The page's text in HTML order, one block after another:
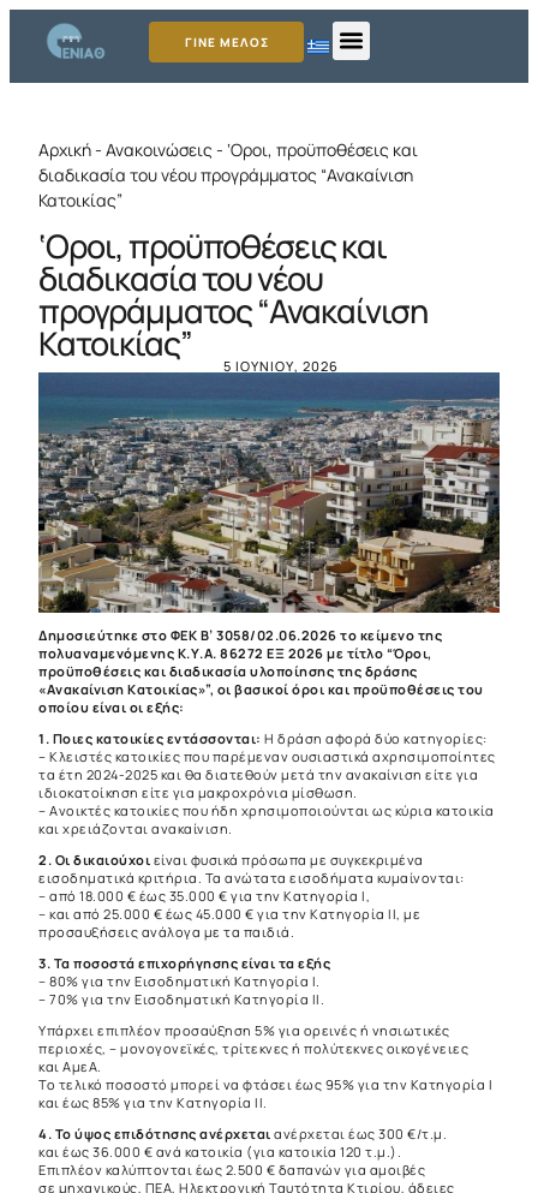
ΓΙΝΕ ΜΕΛΟΣ
Αρχική- Ανακοινώσεις - ‘Οροι, προϋποθέσεις και
διαδικασία του νέου προγράμματος “Ανακαίνιση
Κατοικίας”
‘Οροι, προϋποθέσεις και
διαδικασία του νέου
προγράμματος “Ανακαίνιση
Κατοικίας”
5 ΙΟΥΝΊΟΥ, 2026
Δημοσιεύτηκε στο ΦΕΚ B’ 3058/02.06.2026 το κείμενο της
πολυαναμενόμενης Κ.Υ.Α. 86272 ΕΞ 2026 με τίτλο “Όροι,
προϋποθέσεις και διαδικασία υλοποίησης της δράσης
«Ανακαίνιση Κατοικίας»”, οι βασικοί όροι και προϋποθέσεις του
οποίου είναι οι εξής:
1. Ποιες κατοικίες εντάσσονται: Η δράση αφορά δύο κατηγορίες:
– Κλειστές κατοικίες που παρέμεναν ουσιαστικά αχρησιμοποίητες
τα έτη 2024-2025 και θα διατεθούν μετά την ανακαίνιση είτε για
ιδιοκατοίκηση είτε για μακροχρόνια μίσθωση.
– Ανοικτές κατοικίες που ήδη χρησιμοποιούνται ως κύρια κατοικία
και χρειάζονται ανακαίνιση.
2. Οι δικαιούχοι είναι φυσικά πρόσωπα με συγκεκριμένα
εισοδηματικά κριτήρια. Τα ανώτατα εισοδήματα κυμαίνονται:
– από 18.000 € έως 35.000 € για την Κατηγορία Ι,
– και από 25.000 € έως 45.000 € για την Κατηγορία ΙΙ, με
προσαυξήσεις ανάλογα με τα παιδιά.
3. Τα ποσοστά επιχορήγησης είναι τα εξής
– 80% για την Εισοδηματική Κατηγορία Ι.
– 70% για την Εισοδηματική Κατηγορία ΙΙ.
Υπάρχει επιπλέον προσαύξηση 5% για ορεινές ή νησιωτικές
περιοχές, – μονογονεϊκές, τρίτεκνες ή πολύτεκνες οικογένειες
και ΑμεΑ.
Το τελικό ποσοστό μπορεί να φτάσει έως 95% για την Κατηγορία Ι
και έως 85% για την Κατηγορία ΙΙ.
4. Το ύψος επιδότησης ανέρχεται ανέρχεται έως 300 €/τ.μ.
και έως 36.000 € ανά κατοικία (για κατοικία 120 τ.μ.).
Επιπλέον καλύπτονται έως 2.500 € δαπανών για αμοιβές
σε μηχανικούς, ΠΕΑ, Ηλεκτρονική Ταυτότητα Κτιρίου, άδειες